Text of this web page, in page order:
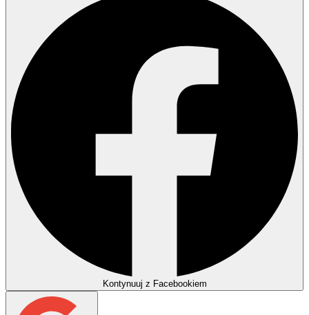
Kontynuuj z Facebookiem